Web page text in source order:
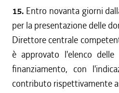
15. Entro novanta giorni
per la presentazione delle
Direttore centrale
è approvato l'elenco delle
finanziamento, con
contributo rispettivamente